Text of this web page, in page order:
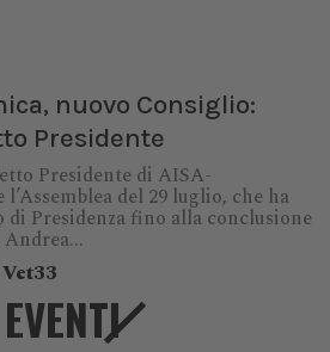
nuovo Consiglio:
Presidente
Presidente di AISA-
del 29 luglio, che ha
Presidenza fino alla conclusione
EVENTI